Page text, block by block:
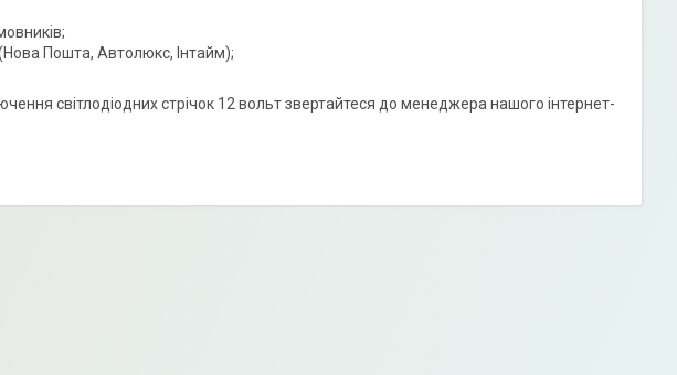
(Нова Пошта, Автолюкс, Інтайм);
світлодіодних стрічок 12 вольт звертайтеся до менеджера нашого інтернет-